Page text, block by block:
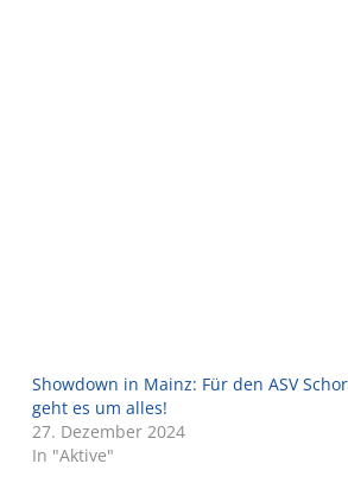
Showdown in Mainz: Für den ASV
geht es um alles!
27. Dezember 2024
In "Aktive"